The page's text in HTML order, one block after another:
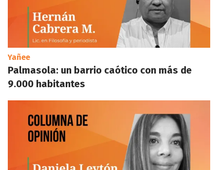
Yañee
Palmasola: un barrio caótico con más de
9.000 habitantes